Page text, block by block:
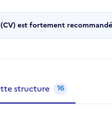
est fortement
structure 16